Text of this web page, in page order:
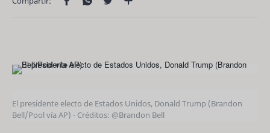
El presidente electo de Estados Unidos, Donald Trump (Brandon
Bell/Pool vía AP) - Créditos: @Brandon Bell